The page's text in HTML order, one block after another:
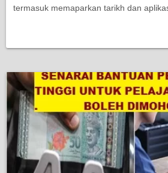
termasuk memaparkan tarikh dan